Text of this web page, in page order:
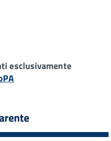
esclusivamente